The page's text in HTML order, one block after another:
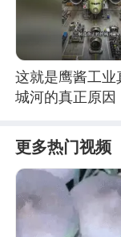
这就是鹰酱工业
城河的真正原因
更多热门视频